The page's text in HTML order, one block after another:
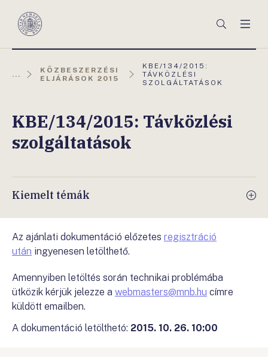
Magyar
Keresés
...
KÖZBESZERZÉSI
ELJÁRÁSOK 2015
AKTUÁLIS
OLDAL:
KBE/134/2015:
TÁVKÖZLÉSI
SZOLGÁLTATÁSOK
KBE/134/2015: Távközlési
szolgáltatások
Kiemelt témák
Az ajánlati dokumentáció előzetes regisztráció
után ingyenesen letölthető.
Amennyiben letöltés során technikai problémába
ütközik kérjük jelezze a webmasters@mnb.hu címre
küldött emailben.
A dokumentáció letölthetó: 2015. 10. 26. 10:00